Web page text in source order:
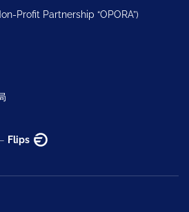
Profit Partnership “OPORA”)
Flips